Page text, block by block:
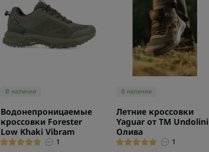
В наличии
Водонепроницаемые
кроссовки Forester
Low Khaki Vibram
1
В наличии
Летние кроссовки
Yaguar от TM Undolini
Олива
1